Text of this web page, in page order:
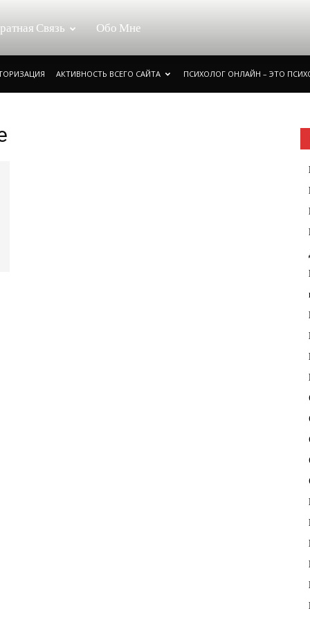
Связь Обо Мне
АКТИВНОСТЬ ВСЕГО САЙТА ПСИХОЛОГ ОНЛАЙН – ЭТО